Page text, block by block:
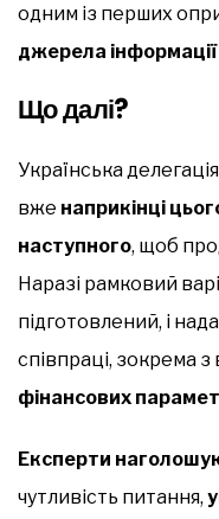
одним із перших
джерела
Що далі?
Українська
вже наприкінці
наступного, щоб
Наразі рамковий
підготовлений, і
співпраці, зокрема
фінансових
Експерти
чутливість питання,